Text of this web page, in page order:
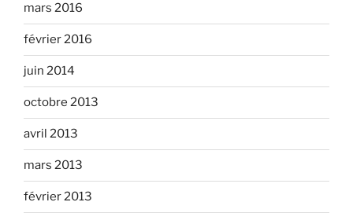
mars 2016
février 2016
juin 2014
octobre 2013
avril 2013
mars 2013
février 2013